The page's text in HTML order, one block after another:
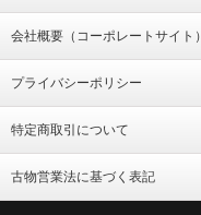
会社概要（コーポレートサイト）
プライバシーポリシー
特定商取引について
古物営業法に基づく表記